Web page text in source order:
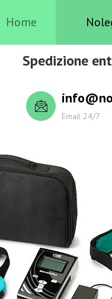
Home
Spedizione
Email 24/7